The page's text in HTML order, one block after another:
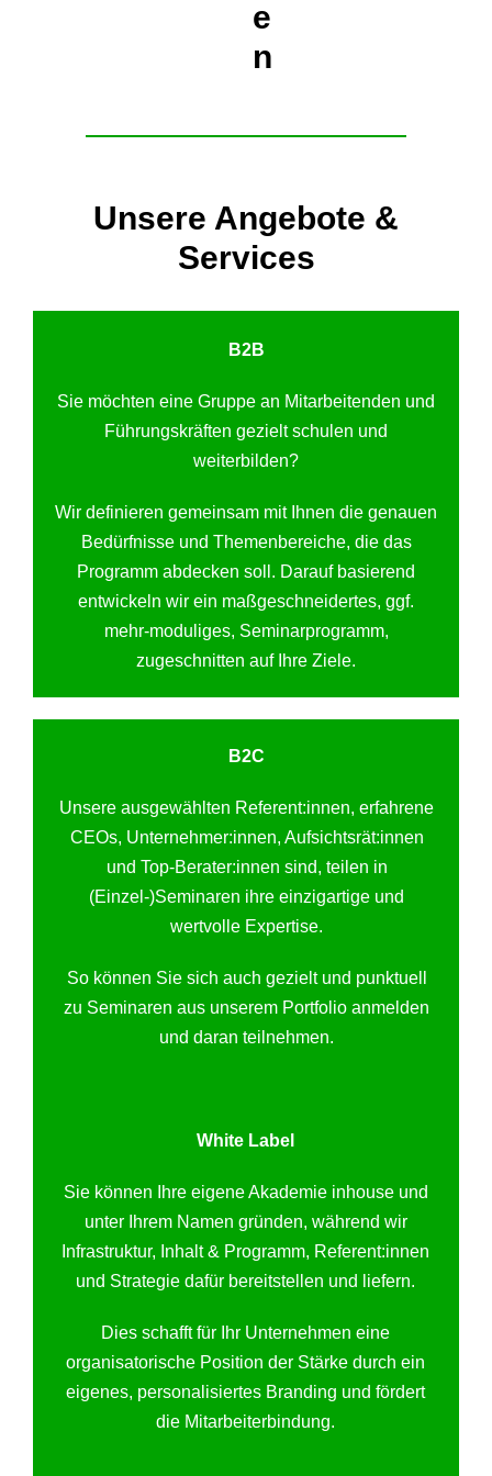
e
n
Unsere Angebote &
Services
B2B
Sie möchten eine Gruppe an Mitarbeitenden und
Führungskräften gezielt schulen und
weiterbilden?
Wir definieren gemeinsam mit Ihnen die genauen
Bedürfnisse und Themenbereiche, die das
Programm abdecken soll. Darauf basierend
entwickeln wir ein maßgeschneidertes, ggf.
mehr-moduliges, Seminarprogramm,
zugeschnitten auf Ihre Ziele.
B2C
Unsere ausgewählten Referent:innen, erfahrene
CEOs, Unternehmer:innen, Aufsichtsrät:innen
und Top-Berater:innen sind, teilen in
(Einzel-)Seminaren ihre einzigartige und
wertvolle Expertise.
So können Sie sich auch gezielt und punktuell
zu Seminaren aus unserem Portfolio anmelden
und daran teilnehmen.
White Label
Sie können Ihre eigene Akademie inhouse und
unter Ihrem Namen gründen, während wir
Infrastruktur, Inhalt & Programm, Referent:innen
und Strategie dafür bereitstellen und liefern.
Dies schafft für Ihr Unternehmen eine
organisatorische Position der Stärke durch ein
eigenes, personalisiertes Branding und fördert
die Mitarbeiterbindung.